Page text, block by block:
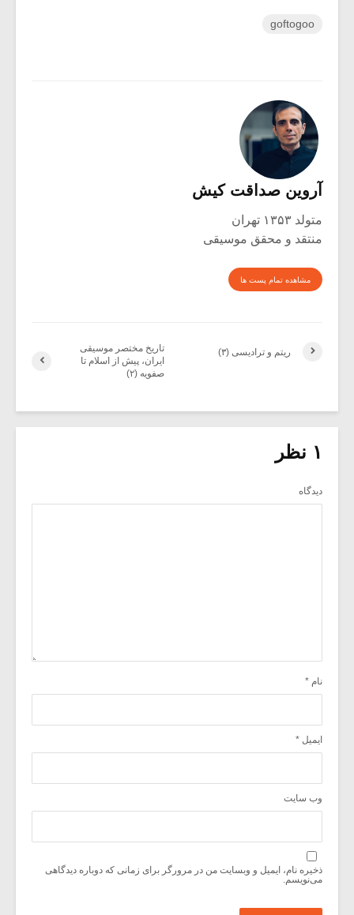
goftogoo
آروین صداقت کیش
متولد ۱۳۵۳ تهران
منتقد و محقق موسیقی
مشاهده تمام پست ها
تاریخ مختصر موسیقی
ایران، پیش از اسلام تا
صفویه (۲)
ریتم و ترادیسی (۳)
۱ نظر
دیدگاه
نام *
ایمیل *
وب‌ سایت
ذخیره نام، ایمیل و وبسایت من در مرورگر برای زمانی که دوباره دیدگاهی
می‌نویسم.